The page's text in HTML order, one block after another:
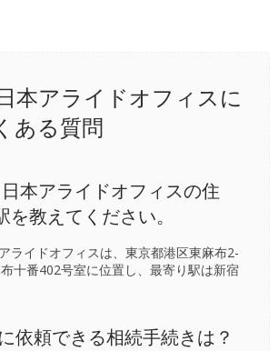
本アライドオフィスに
ある質問
本アライドオフィスの住
を教えてください。
ライドオフィスは、東京都港区東麻布2-
十番402号室に位置し、最寄り駅は新宿
依頼できる相続手続きは？